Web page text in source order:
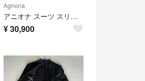
Agnona
アニオナ スーツ スリーピース セット ジャケット ベスト パンツ グレー 毛
¥30,900